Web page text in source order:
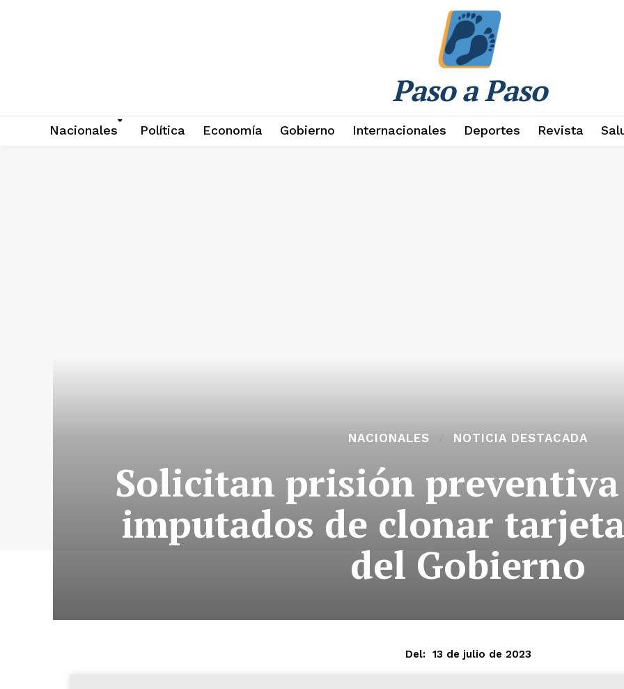
Paso a Paso
Nacionales Política Economía Gobierno Internacionales Deportes Revista
NACIONALES NOTICIA DESTACADA
Solicitan prisión
imputados de clonar
del Gobierno
Del: 13 de julio de 2023